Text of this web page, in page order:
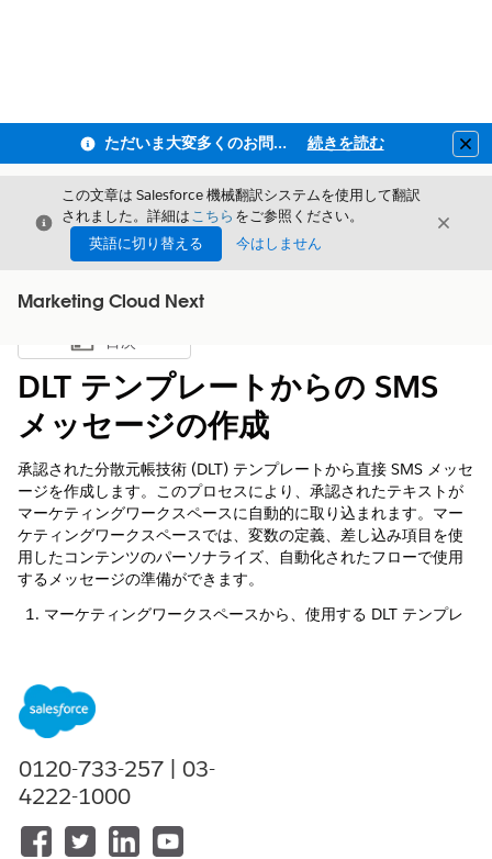
ただいま大変多くのお問い合わせをいただいており、ご連絡までにお時間を頂戴しております 続きを読む
閉じる
この文章は Salesforce 機械翻訳システムを使用して翻訳
されました。詳細はこちら をご参照ください。
英語に切り替える
今はしません
閉じる
Marketing Cloud Next
目次を表示
目次
DLT テンプレートからの SMS
メッセージの作成
承認された分散元帳技術 (DLT) テンプレートから直接 SMS メッセ
ージを作成します。このプロセスにより、承認されたテキストが
マーケティングワークスペースに自動的に取り込まれます。マー
ケティングワークスペースでは、変数の定義、差し込み項目を使
用したコンテンツのパーソナライズ、自動化されたフローで使用
するメッセージの準備ができます。
マーケティングワークスペースから、使用する DLT テンプレ
ックし、[
メッセージのタイトルと説明を入力します。[メッセージ] 項目
はテンプレートから自動的に入力されます。
URL、英数字、数値など、メッセージで使用する変数の値を入
力します。または、差し込み項目を使用してメッセージの変数
を置き換えることもできます。
0120-733-257 | 03-
4222-1000